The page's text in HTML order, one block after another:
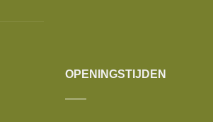
OPENINGSTIJDEN